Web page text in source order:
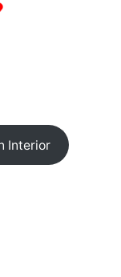
Interior